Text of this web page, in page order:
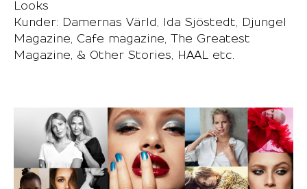
Looks
Kunder: Damernas Värld, Ida Sjöstedt, Djungel
Magazine, Cafe magazine, The Greatest
Magazine, & Other Stories, HAAL etc.